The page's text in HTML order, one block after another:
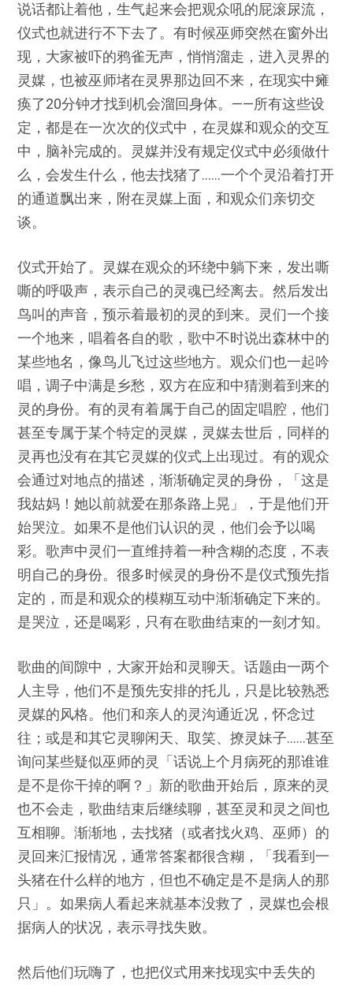
说话都让着他，生气起来会把观众吼的屁滚尿流，
仪式也就进行不下去了。有时候巫师突然在窗外出
现，大家被吓的鸦雀无声，悄悄溜走，进入灵界的
灵媒，也被巫师堵在灵界那边回不来，在现实中瘫
痪了20分钟才找到机会溜回身体。——所有这些设
定，都是在一次次的仪式中，在灵媒和观众的交互
中，脑补完成的。灵媒并没有规定仪式中必须做什
么，会发生什么，他去找猪了……一个个灵沿着打开
的通道飘出来，附在灵媒上面，和观众们亲切交
谈。
仪式开始了。灵媒在观众的环绕中躺下来，发出嘶
嘶的呼吸声，表示自己的灵魂已经离去。然后发出
鸟叫的声音，预示着最初的灵的到来。灵们一个接
一个地来，唱着各自的歌，歌中不时说出森林中的
某些地名，像鸟儿飞过这些地方。观众们也一起吟
唱，调子中满是乡愁，双方在应和中猜测着到来的
灵的身份。有的灵有着属于自己的固定唱腔，他们
甚至专属于某个特定的灵媒，灵媒去世后，同样的
灵再也没有在其它灵媒的仪式上出现过。有的观众
会通过对地点的描述，渐渐确定灵的身份，「这是
我姑妈！她以前就爱在那条路上晃」，于是他们开
始哭泣。如果不是他们认识的灵，他们会予以喝
彩。歌声中灵们一直维持着一种含糊的态度，不表
明自己的身份。很多时候灵的身份不是仪式预先指
定的，而是和观众的模糊互动中渐渐确定下来的。
是哭泣，还是喝彩，只有在歌曲结束的一刻才知。
歌曲的间隙中，大家开始和灵聊天。话题由一两个
人主导，他们不是预先安排的托儿，只是比较熟悉
灵媒的风格。他们和亲人的灵沟通近况，怀念过
往；或是和其它灵聊闲天、取笑、撩灵妹子……甚至
询问某些疑似巫师的灵「话说上个月病死的那谁谁
是不是你干掉的啊？」新的歌曲开始后，原来的灵
也不会走，歌曲结束后继续聊，甚至灵和灵之间也
互相聊。渐渐地，去找猪（或者找火鸡、巫师）的
灵回来汇报情况，通常答案都很含糊，「我看到一
头猪在什么样的地方，但也不确定是不是病人的那
只」。如果病人看起来就基本没救了，灵媒也会根
据病人的状况，表示寻找失败。
然后他们玩嗨了，也把仪式用来找现实中丢失的